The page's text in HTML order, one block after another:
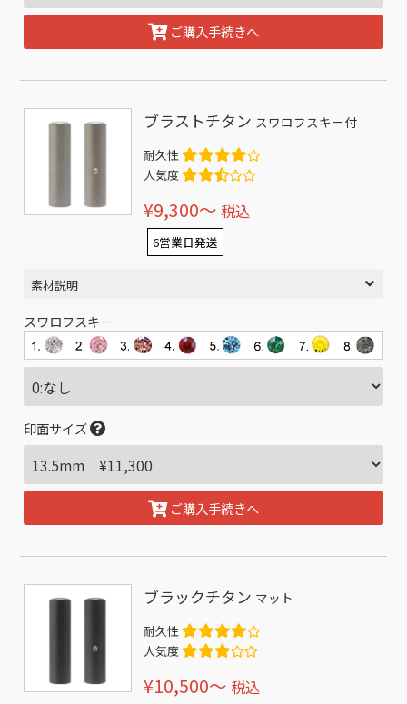
ご購入手続きへ
ブラストチタン スワロフスキー付
耐久性
人気度
¥9,300〜 税込
6営業日発送
素材説明
スワロフスキー
印面サイズ
ご購入手続きへ
ブラックチタン マット
耐久性
人気度
¥10,500〜 税込